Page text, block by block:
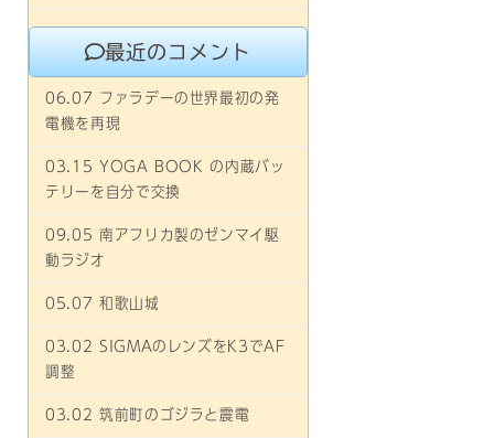
最近のコメント
06.07 ファラデーの世界最初の発
電機を再現
03.15 YOGA BOOK の内蔵バッ
テリーを自分で交換
09.05 南アフリカ製のゼンマイ駆
動ラジオ
05.07 和歌山城
03.02 SIGMAのレンズをK3でAF
調整
03.02 筑前町のゴジラと震電